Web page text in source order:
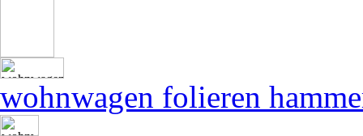
wohnwagen folieren